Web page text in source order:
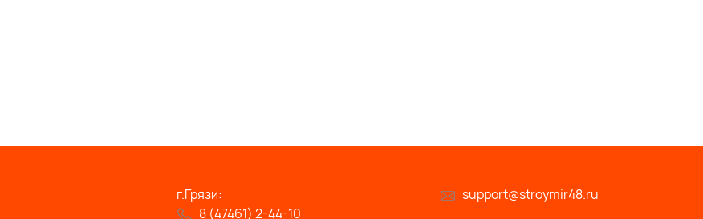
support@stroymir48.ru
г.Грязи:
8 (47461) 2-44-10